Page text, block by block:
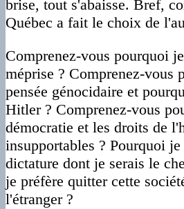
brise, tout s'abaisse. Bref,
Québec a fait le choix de
Comprenez-vous pourquoi
méprise ? Comprenez-vous
pensée génocidaire et
Hitler ? Comprenez-vous
démocratie et les droits de
insupportables ? Pourquoi je
dictature dont je serais le
je préfère quitter cette
l'étranger ?